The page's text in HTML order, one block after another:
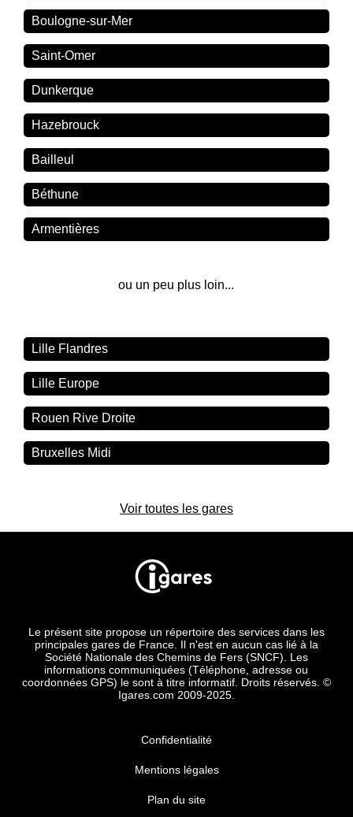
Boulogne-sur-Mer
Saint-Omer
Dunkerque
Hazebrouck
Bailleul
Béthune
Armentières
ou un peu plus loin...
Lille Flandres
Lille Europe
Rouen Rive Droite
Bruxelles Midi
Voir toutes les gares
Le présent site propose un répertoire des services dans les
principales gares de France. Il n'est en aucun cas lié à la
Société Nationale des Chemins de Fers (SNCF). Les
informations communiquées (Téléphone, adresse ou
coordonnées GPS) le sont à titre informatif. Droits réservés. ©
Igares.com 2009-2025.
Confidentialité
Mentions légales
Plan du site